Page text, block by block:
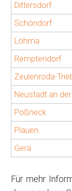
Dittersdorf
Schöndorf
Löhma
Remptendorf
Zeulenroda-
Neustadt an der
Pößneck
Plauen
Gera
Für mehr